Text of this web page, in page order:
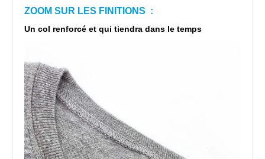
ZOOM SUR LES FINITIONS :
Un col renforcé et qui tiendra dans le temps